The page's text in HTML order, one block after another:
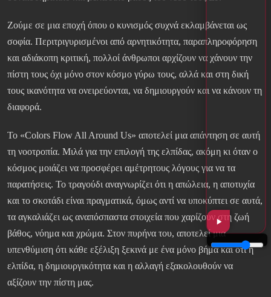
Ζούμε σε μια εποχή όπου ο κυνισμός συχνά εκλαμβάνεται ως
σοφία. Περιτριγυρισμένοι από αρνητικότητα, παραπληροφόρηση
και αδιάκοπη κριτική, πολλοί άνθρωποι αρχίζουν να χάνουν την
πίστη τους όχι μόνο στον κόσμο γύρω τους, αλλά και στη δική
τους ικανότητα να ονειρεύονται, να δημιουργούν και να κάνουν τη
διαφορά.
Το «Colors Flow All Around Us» αποτελεί μια απάντηση σε αυτή
τη νοοτροπία. Μιλά για την επιλογή της ελπίδας, ακόμη κι όταν ο
κόσμος μοιάζει να προσφέρει αμέτρητους λόγους για να τα
παρατήσεις. Το τραγούδι αναγνωρίζει ότι η απώλεια, η αποτυχία
και το σκοτάδι είναι πραγματικά, όμως αντί να υποκύπτει σε αυτά,
τα αγκαλιάζει ως αναπόσπαστα στοιχεία που χαρίζουν στη ζωή
βάθος, νόημα και χρώμα. Στον πυρήνα του, αποτελεί μια
υπενθύμιση ότι κάθε εξέλιξη ξεκινά με ένα μόνο βήμα και ότι η
ελπίδα, η δημιουργικότητα και η αλλαγή εξακολουθούν να
αξίζουν την πίστη μας.